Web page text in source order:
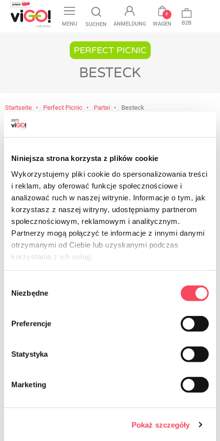
Niniejsza strona korzysta z plików cookie
Wykorzystujemy pliki cookie do spersonalizowania treści
i reklam, aby oferować funkcje społecznościowe i
analizować ruch w naszej witrynie. Informacje o tym, jak
korzystasz z naszej witryny, udostępniamy partnerom
społecznościowym, reklamowym i analitycznym.
Partnerzy mogą połączyć te informacje z innymi danymi
otrzymanymi od Ciebie lub uzyskanymi podczas
korzystania z ich usług.
zgody
Niezbędne
Preferencje
Statystyka
Marketing
Pokaż szczegóły
MENU SUCHEN ANMELDUNG WAGEN
0
B2B
PERFECT PICNIC
BESTECK
Startseite Perfect Picnic Partei Besteck
Noch keine Produkte verfügbar
Bleiben Sie dran! Sobald weitere Produkte
NEWSLETTER
Sign up for the newsletter
Ich bin damit einverstanden, dass kommerzielle Informationen
mittels elektronischer Kommunikation im Sinne des Gesetzes vom
18. Juli 2002 über die Erbringung elektronischer Dienstleistungen
die in Bezug auf die von The angebotenen Dienstleistungen
durch Klick auf den entsprechenden Link am Ende der E-Mail